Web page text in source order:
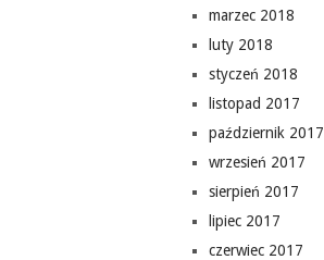
marzec 2018
luty 2018
styczeń 2018
listopad 2017
październik 2017
wrzesień 2017
sierpień 2017
lipiec 2017
czerwiec 2017